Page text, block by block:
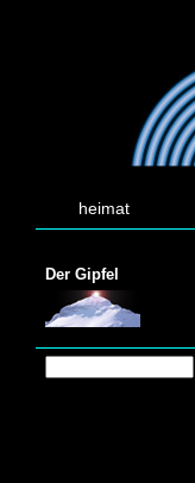
heimat
Der Gipfel